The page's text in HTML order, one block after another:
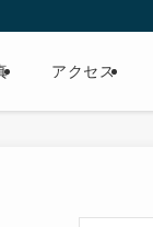
アクセス